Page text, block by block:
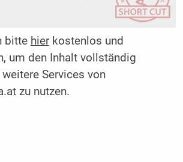
bitte hierkostenlos und
um den Inhalt vollständig
Services von
zu nutzen.